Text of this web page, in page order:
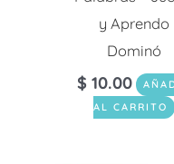
y Aprendo
Dominó
$ 10.00
AL CARRITO